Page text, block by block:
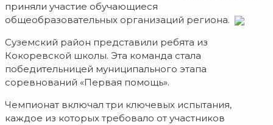
приняли участие обучающиеся
общеобразовательных организаций региона.
Суземский район представили ребята из
Кокоревской школы. Эта команда стала
победительницей муниципального этапа
соревнований «Первая помощь».
Чемпионат включал три ключевых испытания,
каждое из которых требовало от участников